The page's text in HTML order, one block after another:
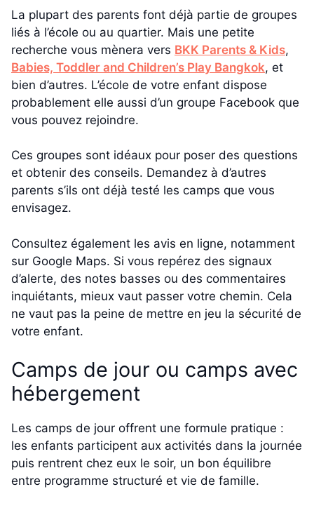
La plupart des parents font déjà partie de groupes
liés à l’école ou au quartier. Mais une petite
recherche vous mènera vers BKK Parents & Kids,
Babies, Toddler and Children’s Play Bangkok, et
bien d’autres. L’école de votre enfant dispose
probablement elle aussi d’un groupe Facebook que
vous pouvez rejoindre.
Ces groupes sont idéaux pour poser des questions
et obtenir des conseils. Demandez à d’autres
parents s’ils ont déjà testé les camps que vous
envisagez.
Consultez également les avis en ligne, notamment
sur Google Maps. Si vous repérez des signaux
d’alerte, des notes basses ou des commentaires
inquiétants, mieux vaut passer votre chemin. Cela
ne vaut pas la peine de mettre en jeu la sécurité de
votre enfant.
Camps de jour ou camps avec
hébergement
Les camps de jour offrent une formule pratique :
les enfants participent aux activités dans la journée
puis rentrent chez eux le soir, un bon équilibre
entre programme structuré et vie de famille.